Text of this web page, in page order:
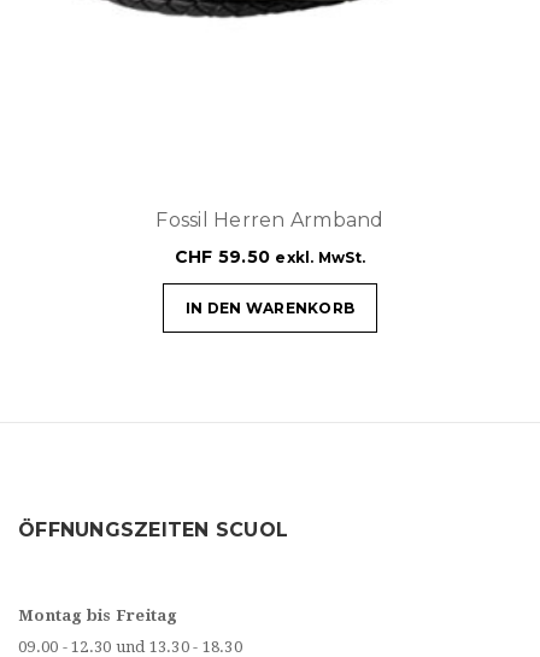
Fossil Herren Armband
CHF 59.50 exkl. MwSt.
IN DEN WARENKORB
ÖFFNUNGSZEITEN SCUOL
Montag bis Freitag
09.00 - 12.30 und 13.30 - 18.30